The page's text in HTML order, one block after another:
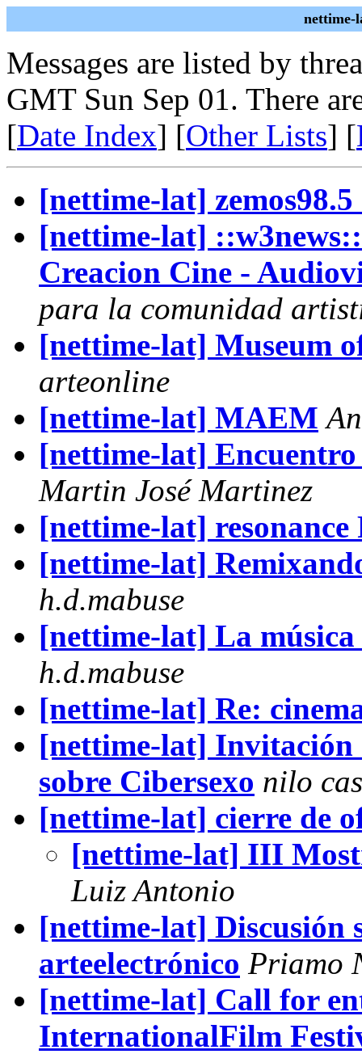
nettime-
Messages are listed by
GMT Sun Sep 01. There
[Date Index] [Other Lists] [
[nettime-lat] zemos98.5
[nettime-lat]
Creacion Cine -
para la comunidad
[nettime-lat] Museum
arteonline
[nettime-lat] MAEM
[nettime-lat]
Martin José Martinez
[nettime-lat] resonance
[nettime-lat]
h.d.mabuse
[nettime-lat] La
h.d.mabuse
[nettime-lat] Re:
[nettime-lat] Invitación
sobre Cibersexo nilo
[nettime-lat] cierre de
[nettime-lat] III
Luiz Antonio
[nettime-lat] Discusión
arteelectrónico Priamo
[nettime-lat] Call for
InternationalFilm